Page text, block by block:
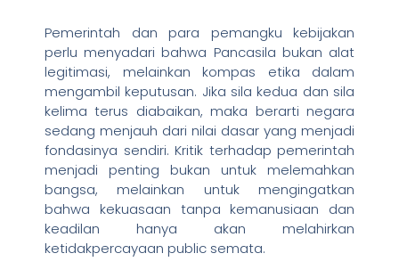
Pemerintah dan para pemangku kebijakan
perlu menyadari bahwa Pancasila bukan alat
legitimasi, melainkan kompas etika dalam
mengambil keputusan. Jika sila kedua dan sila
kelima terus diabaikan, maka berarti negara
sedang menjauh dari nilai dasar yang menjadi
fondasinya sendiri. Kritik terhadap pemerintah
menjadi penting bukan untuk melemahkan
bangsa, melainkan untuk mengingatkan
bahwa kekuasaan tanpa kemanusiaan dan
keadilan hanya akan melahirkan
ketidakpercayaan public semata.